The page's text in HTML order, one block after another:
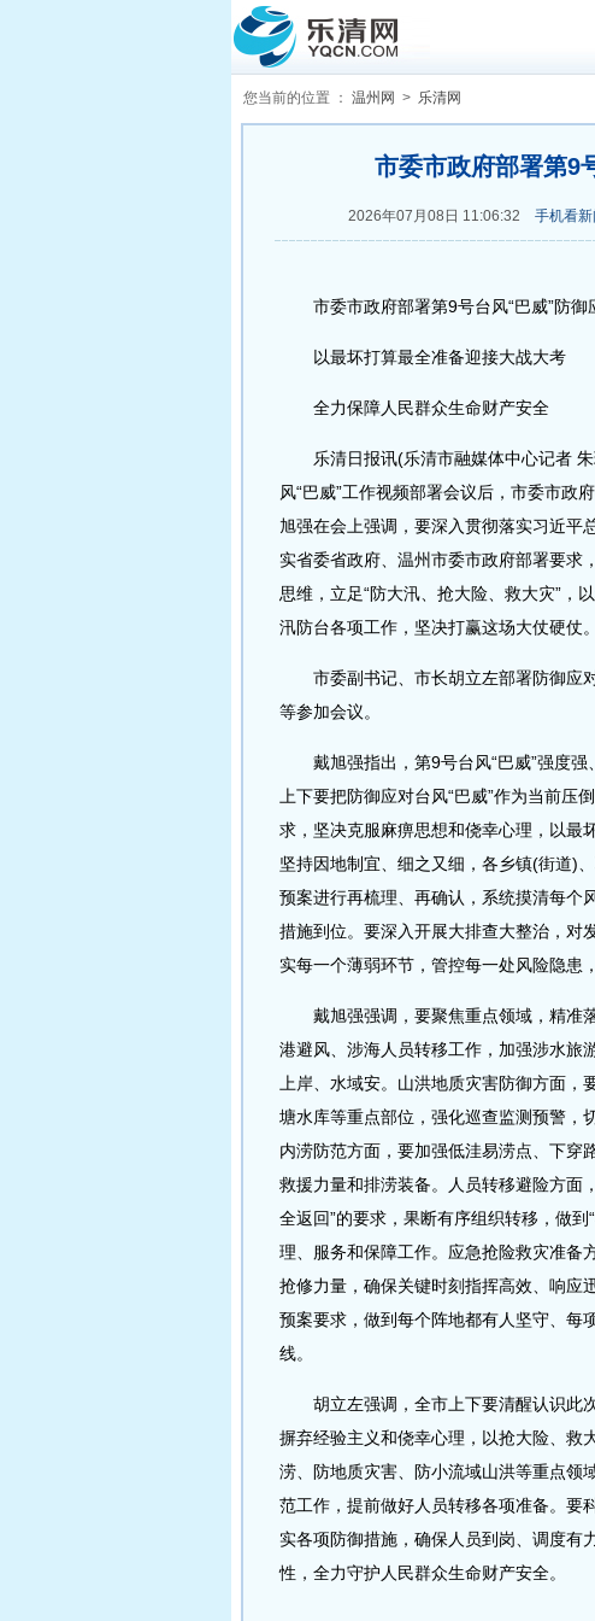
您当前的位置 ： 温州网 > 乐清网
市委市政府部署第9
2026年07月08日 11:06:32 手机看新
市委市政府部署第9号台风“巴威”防御
以最坏打算最全准备迎接大战大考
全力保障人民群众生命财产安全
乐清日报讯(乐清市融媒体中心记者 朱
风“巴威”工作视频部署会议后，市委市政
旭强在会上强调，要深入贯彻落实习近平
实省委省政府、温州市委市政府部署要求
思维，立足“防大汛、抢大险、救大灾”，
汛防台各项工作，坚决打赢这场大仗硬仗。
市委副书记、市长胡立左部署防御应对
等参加会议。
戴旭强指出，第9号台风“巴威”强度强
上下要把防御应对台风“巴威”作为当前
求，坚决克服麻痹思想和侥幸心理，以最
坚持因地制宜、细之又细，各乡镇(街道)
预案进行再梳理、再确认，系统摸清每个
措施到位。要深入开展大排查大整治，对
实每一个薄弱环节，管控每一处风险隐患
戴旭强强调，要聚焦重点领域，精准
港避风、涉海人员转移工作，加强涉水旅
上岸、水域安。山洪地质灾害防御方面
塘水库等重点部位，强化巡查监测预警，
内涝防范方面，要加强低洼易涝点、下穿
救援力量和排涝装备。人员转移避险方面
全返回”的要求，果断有序组织转移，做
理、服务和保障工作。应急抢险救灾准备
抢修力量，确保关键时刻指挥高效、响应
预案要求，做到每个阵地都有人坚守、每
线。
胡立左强调，全市上下要清醒认识此
摒弃经验主义和侥幸心理，以抢大险、救
涝、防地质灾害、防小流域山洪等重点领
范工作，提前做好人员转移各项准备。要
实各项防御措施，确保人员到岗、调度有
性，全力守护人民群众生命财产安全。